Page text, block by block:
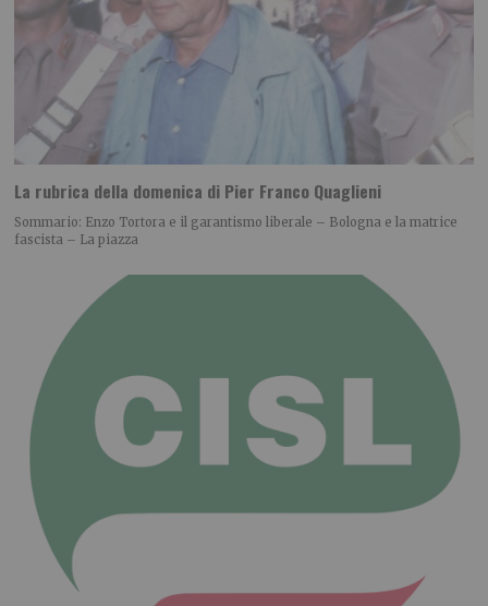
La rubrica della domenica di Pier Franco Quaglieni
Sommario: Enzo Tortora e il garantismo liberale – Bologna e la matrice
fascista – La piazza